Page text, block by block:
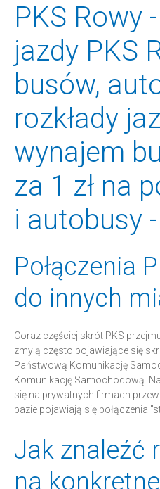
PKS Rowy
jazdy PKS
busów,
rozkłady
wynajem
za 1 zł na
i autobusy
Połączenia
do innych
Coraz częściej skrót PKS
zmylą często pojawiające się
Państwową Komunikację
Komunikację Samochodową.
się na prywatnych firmach
bazie pojawiają się połączenia
Jak znaleźć
na